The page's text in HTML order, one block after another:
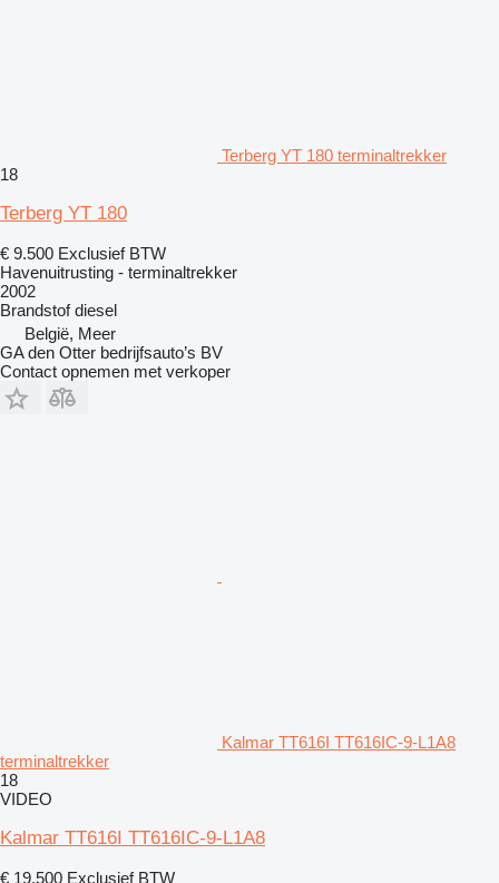
Terberg YT 180 terminaltrekker
18
Terberg YT 180
€ 9.500 Exclusief BTW
Havenuitrusting - terminaltrekker
2002
Brandstof diesel
België, Meer
GA den Otter bedrijfsauto’s BV
Contact opnemen met verkoper
Kalmar TT616I TT616IC-9-L1A8
terminaltrekker
18
VIDEO
Kalmar TT616I TT616IC-9-L1A8
€ 19.500 Exclusief BTW